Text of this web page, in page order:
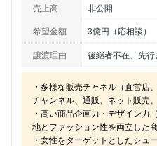
売上高
非公開
希望金額
3億円（応相談）
譲渡理由
後継者不在、先
・多様な販売チャネル（直営店
チャンネル、通販、ネット販売
・高い商品企画力・デザイン力
地とファッション性を両立した商
・女性をターゲットとしたシュ